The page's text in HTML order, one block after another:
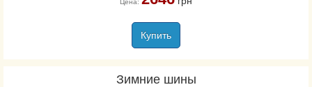
Цена:
Купить
Зимние шины